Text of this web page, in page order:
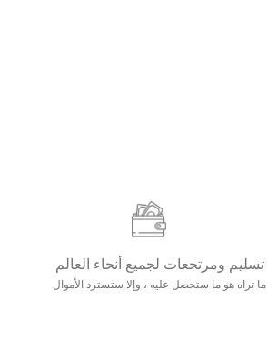
تسليم ومرتجعات لجميع أنحاء العالم
ما تراه هو ما ستحصل عليه ، وإلا ستسترد الأموال